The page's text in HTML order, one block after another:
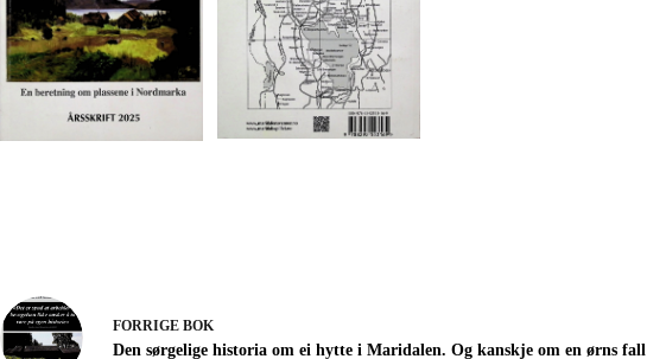
FORRIGE BOK
Den sørgelige historia om ei hytte i Maridalen. Og kanskje om en ørns fall